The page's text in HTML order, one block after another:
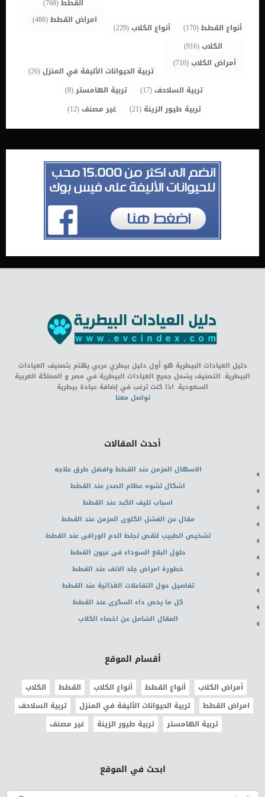
أنواع القطط(170) أنواع الكلاب(229)
القطط(768)
امراض القطط(488)
الكلاب(916)
أمراض الكلاب(710)
تربية الحيوانات الأليفة في المنزل(26)
تربية السلاحف(17) تربية الهامستر(8)
تربية طيور الزينة (21) غير مصنف(12)
دليل العيادات البيطرية هو أول دليل بيطري عربي يهتم بتصنيف العيادات
البيطرية. التصنيف يشمل جميع العيادات البيطرية في مصر و المملكة العربية
السعودية. اذا كنت ترغب في إضافة عيادة بيطرية
تواصل معنا
أحدث المقالات
الاسهال المزمن عند القطط وافضل طرق علاجه
اشكال تشوه عظام الصدر عند القطط
اسباب تليف الكبد عند القطط
مقال عن الفشل الكلوى المزمن عند القطط
تشخيص الطبيب لنقص تجلط الدم الوراقى عند القطط
حلول البقع السوداء فى عيون القطط
خطورة امراض جلد الانف عند القطط
تفاصيل حول التفاعلات الغذائية عند القطط
كل ما يخص داء السكرى عند القطط
المقال الشامل عن اخصاء الكلاب
أقسام الموقع
أمراض الكلاب أنواع القطط أنواع الكلاب القطط
الكلاب
امراض القطط
تربية الحيوانات الأليفة في المنزل
تربية السلاحف
تربية الهامستر
تربية طيور الزينة غير مصنف
ابحث في الموقع